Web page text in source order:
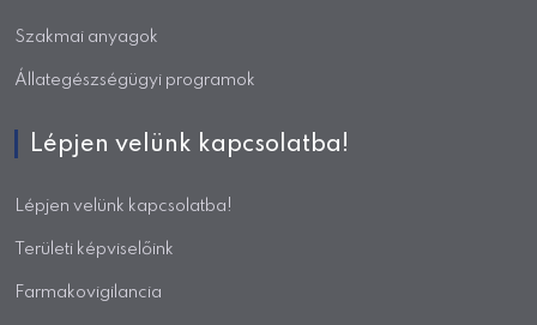
Szakmai anyagok
Állategészségügyi programok
Lépjen velünk kapcsolatba!
Lépjen velünk kapcsolatba!
Területi képviselőink
Farmakovigilancia